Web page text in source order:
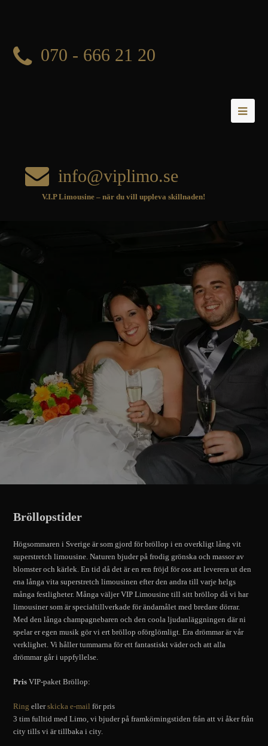
070 - 666 21 20
info@viplimo.se
V.I.P Limousine – när du vill uppleva skillnaden!
Bröllopstider
Högsommaren i Sverige är som gjord för bröllop i en overkligt lång vit
superstretch limousine. Naturen bjuder på frodig grönska och massor av
blomster och kärlek. En tid då det är en ren fröjd för oss att leverera ut den
ena långa vita superstretch limousinen efter den andra till varje helgs
många festligheter. Många väljer VIP Limousine till sitt bröllop då vi har
limousiner som är specialtillverkade för ändamålet med bredare dörrar.
Med den långa champagnebaren och den coola ljudanläggningen där ni
spelar er egen musik gör vi ert bröllop oförglömligt. Era drömmar är vår
verklighet. Vi håller tummarna för ett fantastiskt väder och att alla
drömmar går i uppfyllelse.
Pris VIP-paket Bröllop:
Ring ellerskicka e-mail för pris
3 tim fulltid med Limo, vi bjuder på framkörningstiden från att vi åker från
city tills vi är tillbaka i city.